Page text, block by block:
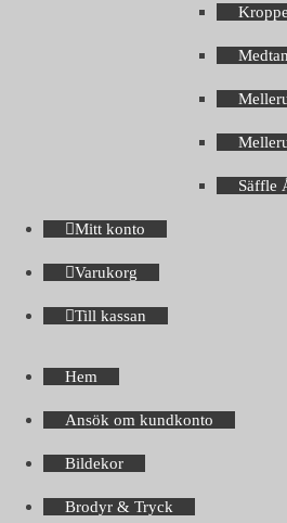
Säffle
Mitt konto
Varukorg
Till kassan
Hem
Ansök om kundkonto
Bildekor
Brodyr & Tryck